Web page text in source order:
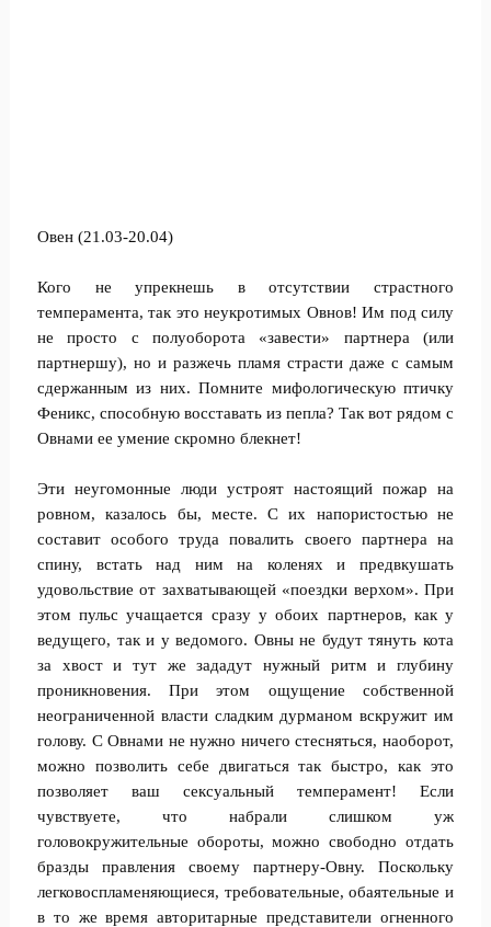
Овен (21.03-20.04)
Кого не упрекнешь в отсутствии страстного
темперамента, так это неукротимых Овнов! Им под силу
не просто с полуоборота «завести» партнера (или
партнершу), но и разжечь пламя страсти даже с самым
сдержанным из них. Помните мифологическую птичку
Феникс, способную восставать из пепла? Так вот рядом с
Овнами ее умение скромно блекнет!
Эти неугомонные люди устроят настоящий пожар на
ровном, казалось бы, месте. С их напористостью не
составит особого труда повалить своего партнера на
спину, встать над ним на коленях и предвкушать
удовольствие от захватывающей «поездки верхом». При
этом пульс учащается сразу у обоих партнеров, как у
ведущего, так и у ведомого. Овны не будут тянуть кота
за хвост и тут же зададут нужный ритм и глубину
проникновения. При этом ощущение собственной
неограниченной власти сладким дурманом вскружит им
голову. С Овнами не нужно ничего стесняться, наоборот,
можно позволить себе двигаться так быстро, как это
позволяет ваш сексуальный темперамент! Если
чувствуете, что набрали слишком уж
головокружительные обороты, можно свободно отдать
бразды правления своему партнеру-Овну. Поскольку
легковоспламеняющиеся, требовательные, обаятельные и
в то же время авторитарные представители огненного